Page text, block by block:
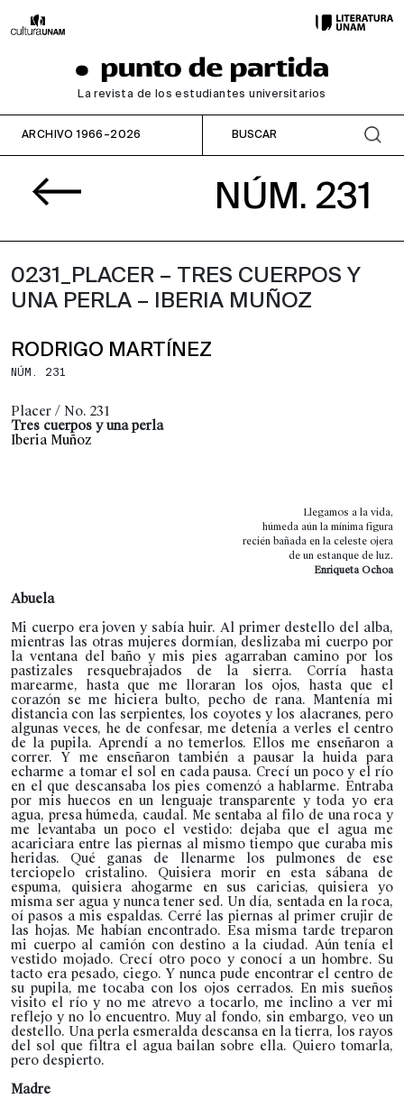
La revista de los estudiantes universitarios
ARCHIVO 1966–2026
NÚM. 231
0231_PLACER – TRES CUERPOS Y
UNA PERLA – IBERIA MUÑOZ
RODRIGO MARTÍNEZ
NÚM. 231
Placer / No. 231
Tres cuerpos y una perla
Iberia Muñoz
Llegamos a la vida,
húmeda aún la mínima figura
recién bañada en la celeste ojera
de un estanque de luz.
Enriqueta Ochoa
Abuela
Mi cuerpo era joven y sabía huir. Al primer destello del alba,
mientras las otras mujeres dormían, deslizaba mi cuerpo por
la ventana del baño y mis pies agarraban camino por los
pastizales resquebrajados de la sierra. Corría hasta
marearme, hasta que me lloraran los ojos, hasta que el
corazón se me hiciera bulto, pecho de rana. Mantenía mi
distancia con las serpientes, los coyotes y los alacranes, pero
algunas veces, he de confesar, me detenía a verles el centro
de la pupila. Aprendí a no temerlos. Ellos me enseñaron a
correr. Y me enseñaron también a pausar la huida para
echarme a tomar el sol en cada pausa. Crecí un poco y el río
en el que descansaba los pies comenzó a hablarme. Entraba
por mis huecos en un lenguaje transparente y toda yo era
agua, presa húmeda, caudal. Me sentaba al filo de una roca y
me levantaba un poco el vestido: dejaba que el agua me
acariciara entre las piernas al mismo tiempo que curaba mis
heridas. Qué ganas de llenarme los pulmones de ese
terciopelo cristalino. Quisiera morir en esta sábana de
espuma, quisiera ahogarme en sus caricias, quisiera yo
misma ser agua y nunca tener sed. Un día, sentada en la roca,
oí pasos a mis espaldas. Cerré las piernas al primer crujir de
las hojas. Me habían encontrado. Esa misma tarde treparon
mi cuerpo al camión con destino a la ciudad. Aún tenía el
vestido mojado. Crecí otro poco y conocí a un hombre. Su
tacto era pesado, ciego. Y nunca pude encontrar el centro de
su pupila, me tocaba con los ojos cerrados. En mis sueños
visito el río y no me atrevo a tocarlo, me inclino a ver mi
reflejo y no lo encuentro. Muy al fondo, sin embargo, veo un
destello. Una perla esmeralda descansa en la tierra, los rayos
del sol que filtra el agua bailan sobre ella. Quiero tomarla,
pero despierto.
Madre